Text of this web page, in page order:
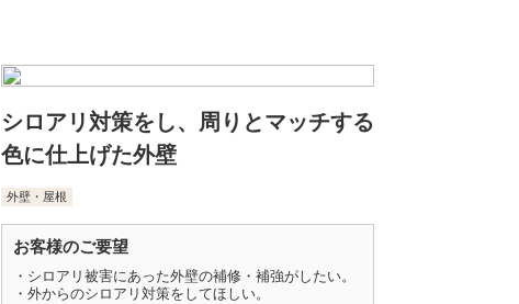
シロアリ対策をし、周りとマッチする
色に仕上げた外壁
外壁・屋根
お客様のご要望
・シロアリ被害にあった外壁の補修・補強がしたい。
・外からのシロアリ対策をしてほしい。